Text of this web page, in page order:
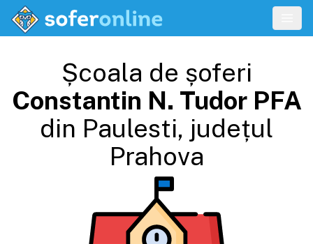
Școala de șoferi
Constantin N. Tudor PFA
din Paulesti, județul
Prahova